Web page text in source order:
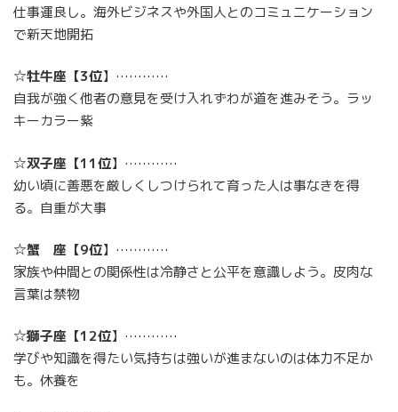
仕事運良し。海外ビジネスや外国人とのコミュニケーション
で新天地開拓
☆牡牛座 【3位】…………
自我が強く他者の意見を受け入れずわが道を進みそう。ラッ
キーカラー紫
☆双子座 【11位】…………
幼い頃に善悪を厳しくしつけられて育った人は事なきを得
る。自重が大事
☆蟹 座 【9位】…………
家族や仲間との関係性は冷静さと公平を意識しよう。皮肉な
言葉は禁物
☆獅子座 【12位】…………
学びや知識を得たい気持ちは強いが進まないのは体力不足か
も。休養を